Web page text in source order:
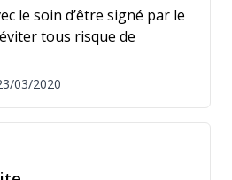
le soin d’être signé par le
tous risque de
mars 2020
03/2020